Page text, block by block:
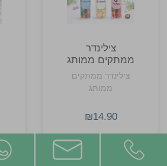
צילינדר
ממתקים ממותג
צילינדר ממתקים
ממותג
₪14.90